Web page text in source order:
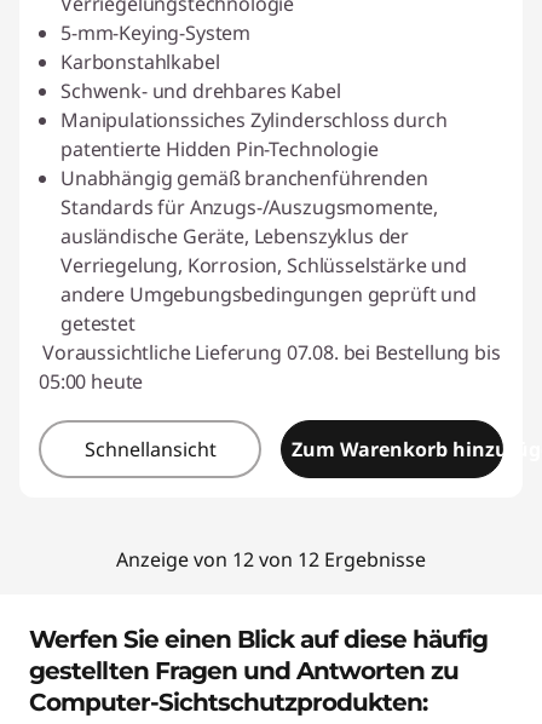
5-mm-Keying-System
Karbonstahlkabel
Schwenk- und drehbares Kabel
Manipulationssiches Zylinderschloss durch
patentierte Hidden Pin-Technologie
Unabhängig gemäß branchenführenden
Standards für Anzugs-/Auszugsmomente,
ausländische Geräte, Lebenszyklus der
Verriegelung, Korrosion, Schlüsselstärke und
andere Umgebungsbedingungen geprüft und
getestet
Voraussichtliche Lieferung 07.08. bei Bestellung bis
05:00 heute
Schnellansicht Zum Warenkorb
Anzeige von 12 von 12 Ergebnisse
Werfen Sie einen Blick auf diese häufig
gestellten Fragen und Antworten zu
Computer-Sichtschutzprodukten: